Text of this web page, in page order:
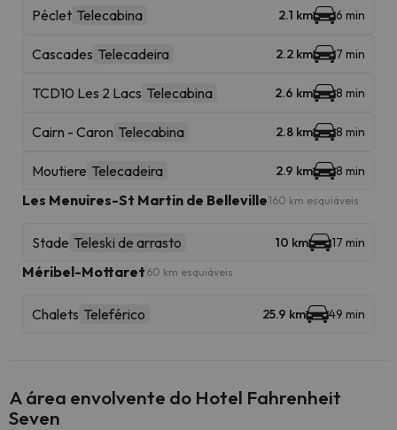
Péclet Telecabina 2.1 km 6 min
Cascades Telecadeira 2.2 km 7 min
TCD10 Les 2 Lacs Telecabina 2.6 km 8 min
Cairn - Caron Telecabina 2.8 km 8 min
Moutiere Telecadeira 2.9 km 8 min
Les Menuires-St Martin de Belleville160 km esquiáveis
Stade Teleski de arrasto 10 km 17 min
Méribel-Mottaret 60 km esquiáveis
Chalets Teleférico 25.9 km 49 min
A área envolvente do Hotel Fahrenheit
Seven